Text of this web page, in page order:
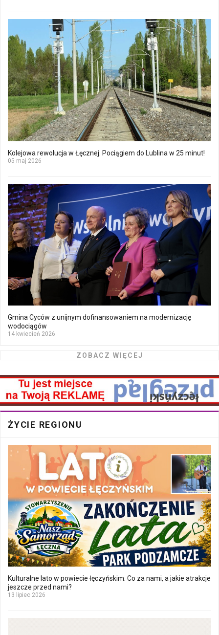
Kolejowa rewolucja w Łęcznej. Pociągiem do Lublina w 25 minut!
05 maj 2026
Gmina Cyców z unijnym dofinansowaniem na modernizację
wodociągów
14 kwiecień 2026
ZOBACZ WIĘCEJ
ŻYCIE REGIONU
Kulturalne lato w powiecie łęczyńskim. Co za nami, a jakie atrakcje
jeszcze przed nami?
13 lipiec 2026